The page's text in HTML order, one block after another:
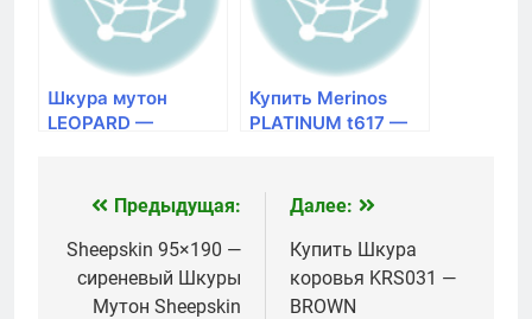
Шкура мутон
LEOPARD —
Размер 0,62×1,25
Купить Merinos
PLATINUM t617 —
Галерея Ковров в
Красноярске
Размер 1×2
Навигация
по
записям
Предыдущая:
Sheepskin 95×190 —
сиреневый Шкуры
Мутон Sheepskin
Далее:
Купить Шкура
коровья KRS031 —
BROWN